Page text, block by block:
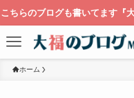
らのブログも書いてます『大
ホーム